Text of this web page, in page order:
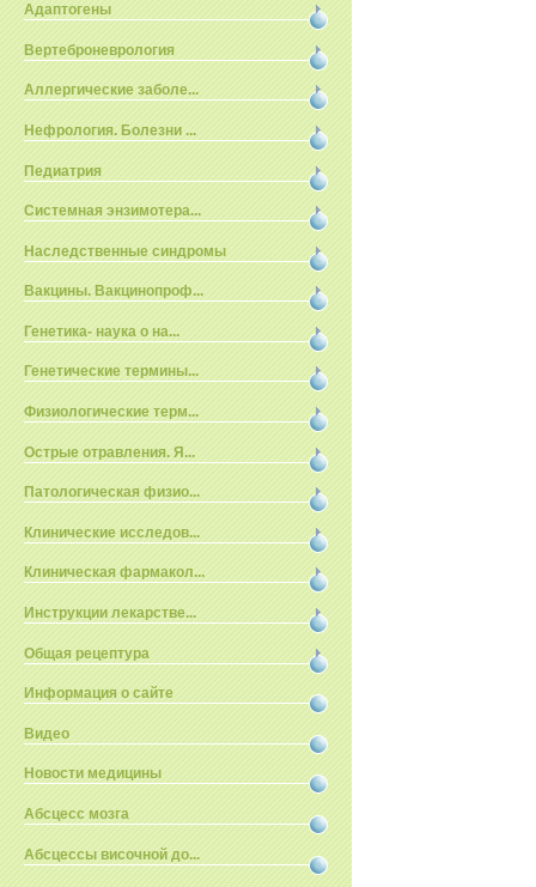
Адаптогены
Вертеброневрология
Аллергические заболе...
Нефрология. Болезни ...
Педиатрия
Системная энзимотера...
Наследственные синдромы
Вакцины. Вакцинопроф...
Генетика- наука о на...
Генетические термины...
Физиологические терм...
Острые отравления. Я...
Патологическая физио...
Клинические исследов...
Клиническая фармакол...
Инструкции лекарстве...
Общая рецептура
Информация о сайте
Видео
Новости медицины
Абсцесс мозга
Абсцессы височной до...